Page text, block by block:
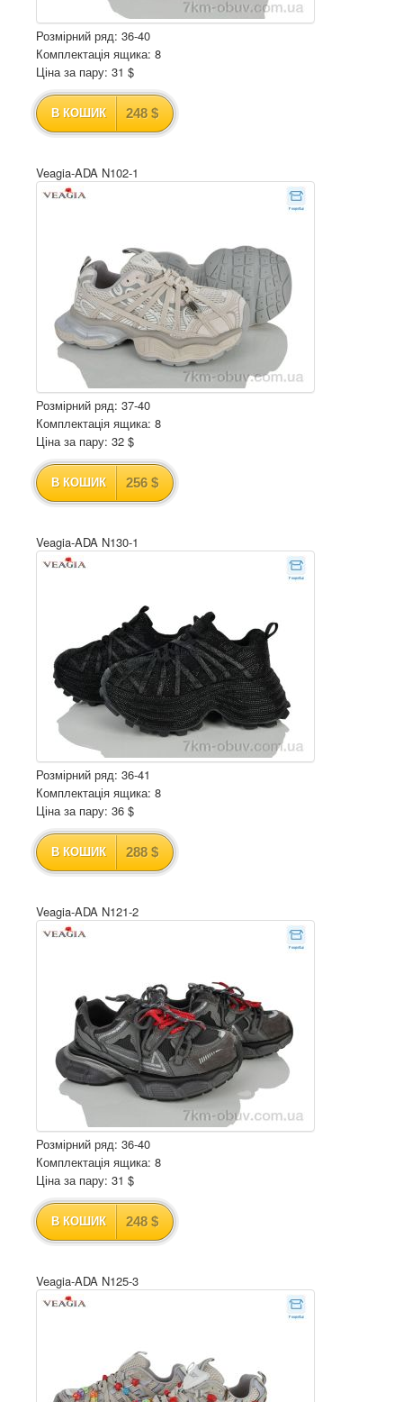
Розмірний ряд: 36-40
Комплектація ящика: 8
Ціна за пару: 31 $
В КОШИК 248 $
Veagia-ADA N102-1
Розмірний ряд: 37-40
Комплектація ящика: 8
Ціна за пару: 32 $
В КОШИК 256 $
Veagia-ADA N130-1
Розмірний ряд: 36-41
Комплектація ящика: 8
Ціна за пару: 36 $
В КОШИК 288 $
Veagia-ADA N121-2
Розмірний ряд: 36-40
Комплектація ящика: 8
Ціна за пару: 31 $
В КОШИК 248 $
Veagia-ADA N125-3